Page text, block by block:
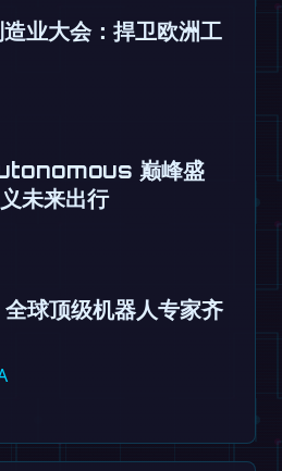
业大会：捍卫欧洲工
巅峰盛
未来出行
球顶级机器人专家齐